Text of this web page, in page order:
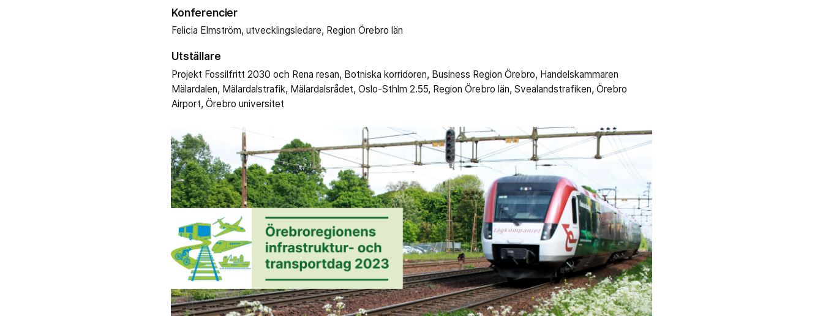
Konferencier
Felicia Elmström, utvecklingsledare, Region Örebro län
Utställare
Projekt Fossilfritt 2030 och Rena resan, Botniska korridoren, Business Region Örebro, Handelskammaren
Mälardalen, Mälardalstrafik, Mälardalsrådet, Oslo-Sthlm 2.55, Region Örebro län, Svealandstrafiken, Örebro
Airport, Örebro universitet